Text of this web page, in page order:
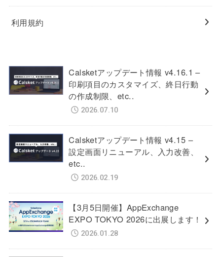
利用規約
Calsketアップデート情報 v4.16.1 –
印刷項目のカスタマイズ、終日行動
の作成制限、etc..
2026.07.10
Calsketアップデート情報 v4.15 –
設定画面リニューアル、入力改善、
etc..
2026.02.19
【3月5日開催】AppExchange
EXPO TOKYO 2026に出展します！
2026.01.28